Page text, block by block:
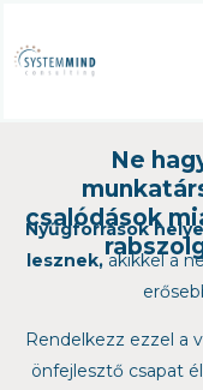
to
Ne
csalódások
Nyűgforrások
lesznek,akikkel a
Rendelkezz ezzel a
önfejlesztő csapat